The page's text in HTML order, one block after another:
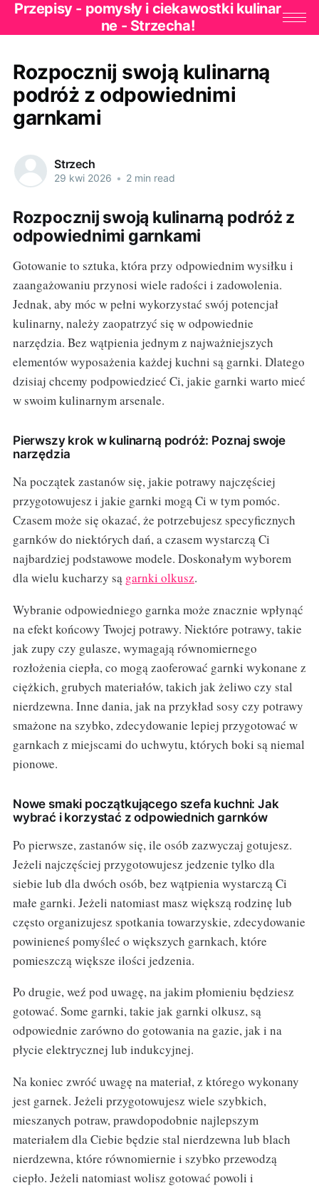
Przepisy - pomysły i ciekawostki kulinar
ne - Strzecha!
Rozpocznij swoją kulinarną
podróż z odpowiednimi
garnkami
Strzech
29 kwi 2026 • 2 min read
Rozpocznij swoją kulinarną podróż z
odpowiednimi garnkami
Gotowanie to sztuka, która przy odpowiednim wysiłku i
zaangażowaniu przynosi wiele radości i zadowolenia.
Jednak, aby móc w pełni wykorzystać swój potencjał
kulinarny, należy zaopatrzyć się w odpowiednie
narzędzia. Bez wątpienia jednym z najważniejszych
elementów wyposażenia każdej kuchni są garnki. Dlatego
dzisiaj chcemy podpowiedzieć Ci, jakie garnki warto mieć
w swoim kulinarnym arsenale.
Pierwszy krok w kulinarną podróż: Poznaj swoje
narzędzia
Na początek zastanów się, jakie potrawy najczęściej
przygotowujesz i jakie garnki mogą Ci w tym pomóc.
Czasem może się okazać, że potrzebujesz specyficznych
garnków do niektórych dań, a czasem wystarczą Ci
najbardziej podstawowe modele. Doskonałym wyborem
dla wielu kucharzy są garnki olkusz.
Wybranie odpowiedniego garnka może znacznie wpłynąć
na efekt końcowy Twojej potrawy. Niektóre potrawy, takie
jak zupy czy gulasze, wymagają równomiernego
rozłożenia ciepła, co mogą zaoferować garnki wykonane z
ciężkich, grubych materiałów, takich jak żeliwo czy stal
nierdzewna. Inne dania, jak na przykład sosy czy potrawy
smażone na szybko, zdecydowanie lepiej przygotować w
garnkach z miejscami do uchwytu, których boki są niemal
pionowe.
Nowe smaki początkującego szefa kuchni: Jak
wybrać i korzystać z odpowiednich garnków
Po pierwsze, zastanów się, ile osób zazwyczaj gotujesz.
Jeżeli najczęściej przygotowujesz jedzenie tylko dla
siebie lub dla dwóch osób, bez wątpienia wystarczą Ci
małe garnki. Jeżeli natomiast masz większą rodzinę lub
często organizujesz spotkania towarzyskie, zdecydowanie
powinieneś pomyśleć o większych garnkach, które
pomieszczą większe ilości jedzenia.
Po drugie, weź pod uwagę, na jakim płomieniu będziesz
gotować. Some garnki, takie jak garnki olkusz, są
odpowiednie zarówno do gotowania na gazie, jak i na
płycie elektrycznej lub indukcyjnej.
Na koniec zwróć uwagę na materiał, z którego wykonany
jest garnek. Jeżeli przygotowujesz wiele szybkich,
mieszanych potraw, prawdopodobnie najlepszym
materiałem dla Ciebie będzie stal nierdzewna lub blach
nierdzewna, które równomiernie i szybko przewodzą
ciepło. Jeżeli natomiast wolisz gotować powoli i